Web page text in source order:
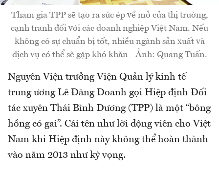
Tham gia TPP sẽ tạo ra sức ép về mở cửa thị trường,
cạnh tranh đối với các doanh nghiệp Việt Nam. Nếu
không có sự chuẩn bị tốt, nhiều ngành sản xuất và
dịch vụ có thể sẽ gặp khó khăn - Ảnh: Quang Tuấn.
Nguyên Viện trưởng Viện Quản lý kinh tế
trung ương Lê Đăng Doanh gọi Hiệp định Đối
tác xuyên Thái Bình Dương (TPP) là một “bông
hồng có gai”. Cái tên như lời động viên cho Việt
Nam khi Hiệp định này không thể hoàn thành
vào năm 2013 như kỳ vọng.